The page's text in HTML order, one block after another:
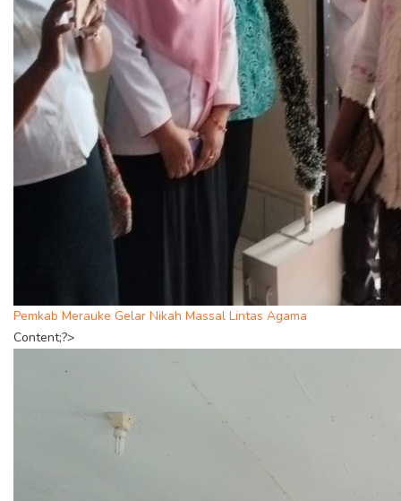
Pemkab Merauke Gelar Nikah Massal Lintas Agama
Content;?>